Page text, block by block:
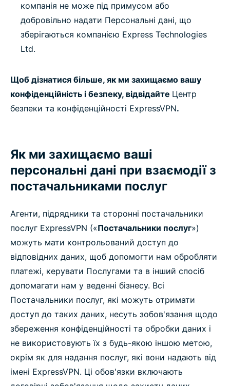
компанія не може під примусом або
добровільно надати Персональні дані, що
зберігаються компанією Express Technologies
Ltd.
Щоб дізнатися більше, як ми захищаємо вашу
конфіденційність і безпеку, відвідайте Центр
безпеки та конфіденційності ExpressVPN.
Як ми захищаємо ваші
персональні дані при взаємодії з
постачальниками послуг
Агенти, підрядники та сторонні постачальники
послуг ExpressVPN («Постачальники послуг»)
можуть мати контрольований доступ до
відповідних даних, щоб допомогти нам обробляти
платежі, керувати Послугами та в інший спосіб
допомагати нам у веденні бізнесу. Всі
Постачальники послуг, які можуть отримати
доступ до таких даних, несуть зобов'язання щодо
збереження конфіденційності та обробки даних і
не використовують їх з будь-якою іншою метою,
окрім як для надання послуг, які вони надають від
імені ExpressVPN. Ці обов'язки включають